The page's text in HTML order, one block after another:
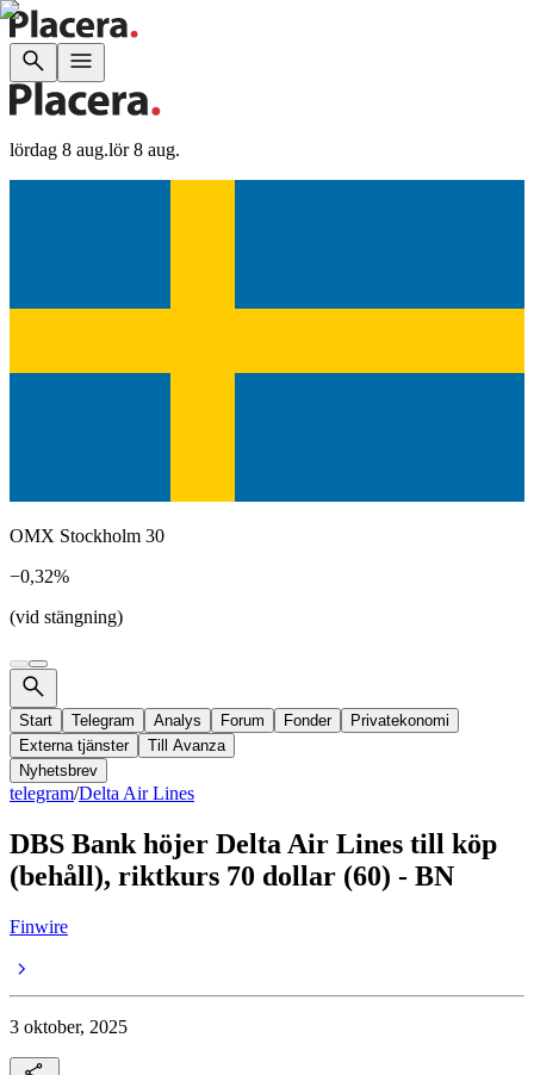
lördag 8 aug.lör 8 aug.
OMX Stockholm 30
−0,32%
(vid stängning)
Start Telegram Analys Forum Fonder
Privatekonomi
Externa tjänster
Till Avanza
Nyhetsbrev
telegram/Delta Air Lines
DBS Bank höjer Delta Air Lines till köp
(behåll), riktkurs 70 dollar (60) - BN
Finwire
3 oktober, 2025